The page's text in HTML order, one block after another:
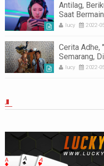
Antilag,
Saat
lucy 2022-
Cerita Adhe,
Semarang,
lucy 2022-